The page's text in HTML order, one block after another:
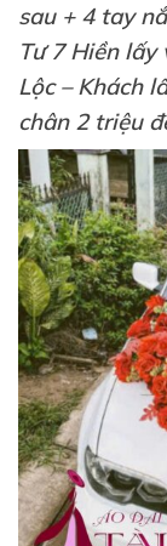
sau + 4 tay
Tư 7 Hiền
Lộc – Khách
chân 2 triệu